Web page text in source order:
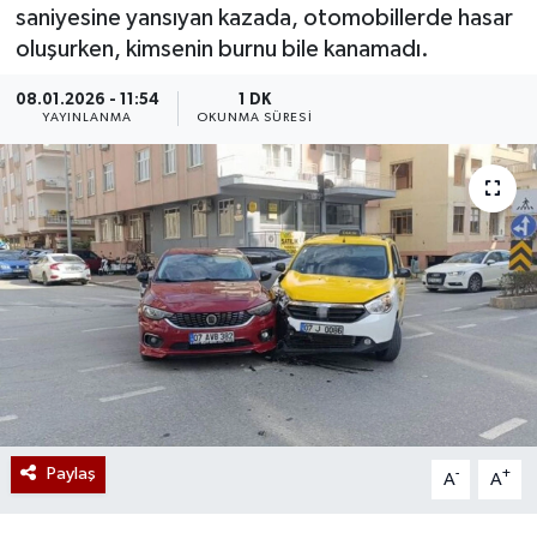
saniyesine yansıyan kazada, otomobillerde hasar
oluşurken, kimsenin burnu bile kanamadı.
08.01.2026 - 11:54
YAYINLANMA
1 DK
OKUNMA SÜRESI
Paylaş A- A+